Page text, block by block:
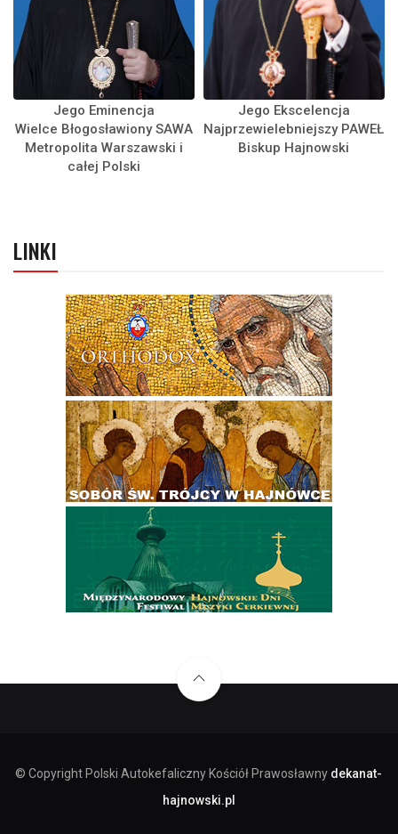
Jego Eminencja
Wielce Błogosławiony SAWA
Metropolita Warszawski i
całej Polski
Jego Ekscelencja
Najprzewielebniejszy PAWEŁ
Biskup Hajnowski
LINKI
© Copyright Polski Autokefaliczny Kościół Prawosławny dekanat-
hajnowski.pl